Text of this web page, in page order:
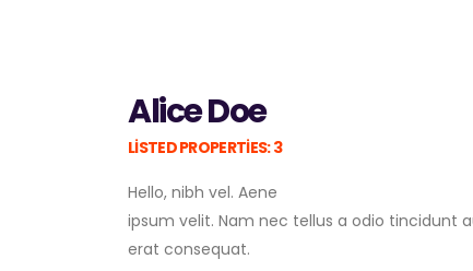
Alice Doe
LISTED PROPERTIES: 3
Hello, nibh vel. Aene
ipsum velit. Nam nec tellus a odio tincidunt
erat consequat.